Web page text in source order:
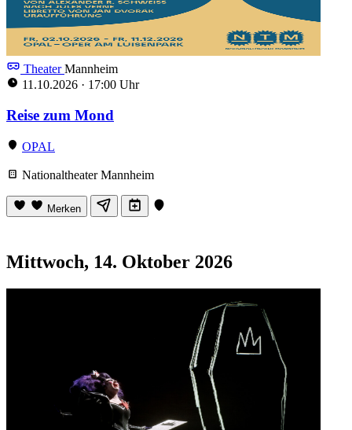
TheaterMannheim
11.10.2026 · 17:00 Uhr
Reise zum Mond
OPAL
Nationaltheater Mannheim
Merken
Mittwoch, 14. Oktober 2026